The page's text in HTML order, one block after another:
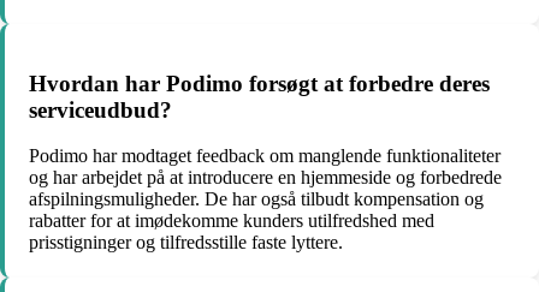
Hvordan har Podimo forsøgt at forbedre deres
serviceudbud?
Podimo har modtaget feedback om manglende funktionaliteter
og har arbejdet på at introducere en hjemmeside og forbedrede
afspilningsmuligheder. De har også tilbudt kompensation og
rabatter for at imødekomme kunders utilfredshed med
prisstigninger og tilfredsstille faste lyttere.